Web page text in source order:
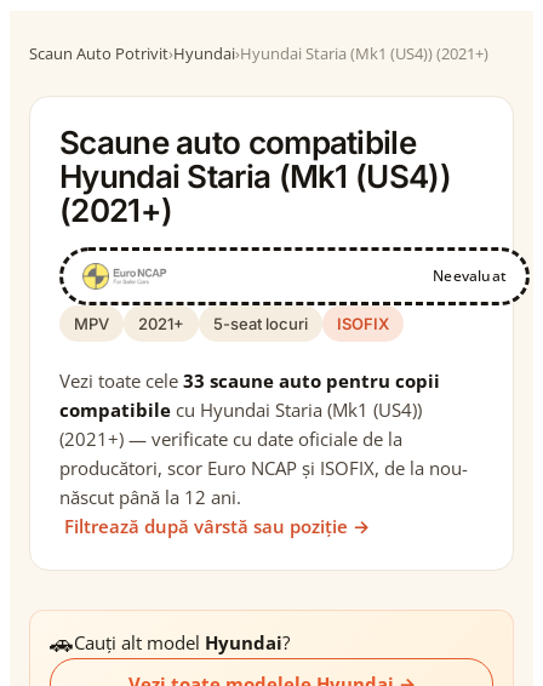
Scaun Auto Potrivit›Hyundai›Hyundai Staria (Mk1 (US4)) (2021+)
Scaune auto compatibile
Hyundai Staria (Mk1 (US4))
(2021+)
Neevaluat
MPV 2021+ 5-seat locuri ISOFIX
Vezi toate cele 33 scaune auto pentru copii
compatibile cu Hyundai Staria (Mk1 (US4))
(2021+) — verificate cu date oficiale de la
producători, scor Euro NCAP și ISOFIX, de la nou-
născut până la 12 ani.
Filtrează după vârstă sau poziție →
🚗Cauți alt model Hyundai?